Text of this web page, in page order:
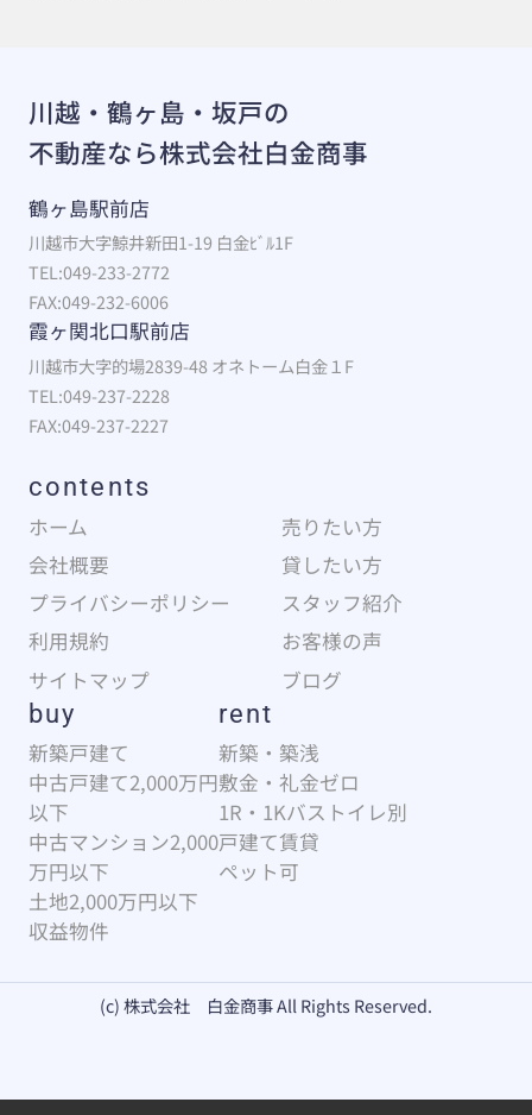
川越・鶴ヶ島・坂戸の
不動産なら株式会社白金商事
鶴ヶ島駅前店
川越市大字鯨井新田1-19 白金ﾋﾞﾙ1F
TEL:049-233-2772
FAX:049-232-6006
霞ヶ関北口駅前店
川越市大字的場2839-48 オネトーム白金１F
TEL:049-237-2228
FAX:049-237-2227
contents
ホーム
売りたい方
会社概要
貸したい方
プライバシーポリシー
スタッフ紹介
利用規約
お客様の声
サイトマップ
ブログ
buy
新築戸建て
中古戸建て2,000万円
以下
中古マンション2,000
万円以下
土地2,000万円以下
収益物件
rent
新築・築浅
敷金・礼金ゼロ
1R・1Kバストイレ別
戸建て賃貸
ペット可
(c) 株式会社 白金商事 All Rights Reserved.